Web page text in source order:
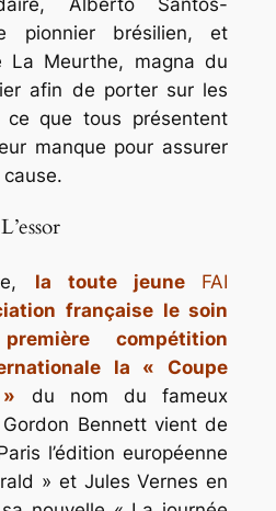
pionnier brésilien, et
La Meurthe, magna du
afin de porter sur les
ce que tous présentent
manque pour assurer
L’essor
la toute jeune FAI
française le soin
compétition
la « Coupe
du nom du fameux
Bennett vient de
l’édition européenne
» et Jules Vernes en